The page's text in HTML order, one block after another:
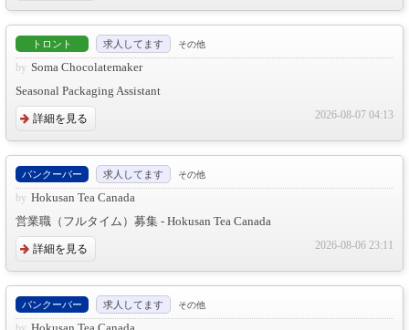
トロント 求人してます その他
Soma Chocolatemaker
Seasonal Packaging Assistant
詳細を見る 2026-08-07 04:13
バンクーバー 求人してます その他
Hokusan Tea Canada
営業職（フルタイム）募集 - Hokusan Tea Canada
詳細を見る 2026-08-06 23:11
バンクーバー 求人してます その他